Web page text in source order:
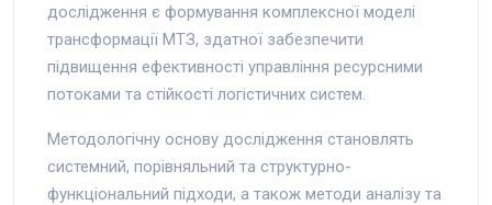
дослідження є формування комплексної моделі
трансформації МТЗ, здатної забезпечити
підвищення ефективності управління ресурсними
потоками та стійкості логістичних систем.
Методологічну основу дослідження становлять
системний, порівняльний та структурно-
функціональний підходи, а також методи аналізу та